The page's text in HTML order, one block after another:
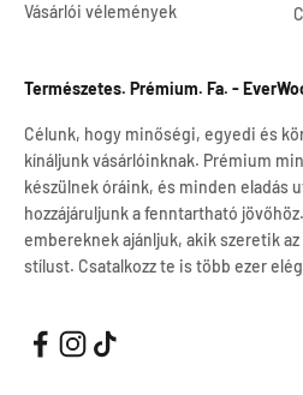
Vásárlói vélemények
Természetes. Prémium. Fa. -
Célunk, hogy minőségi, egyedi és
kínáljunk vásárlóinknak. Prémium
készülnek óráink, és minden eladás
hozzájáruljunk a fenntartható
embereknek ajánljuk, akik szeretik
stílust. Csatalkozz te is több ezer